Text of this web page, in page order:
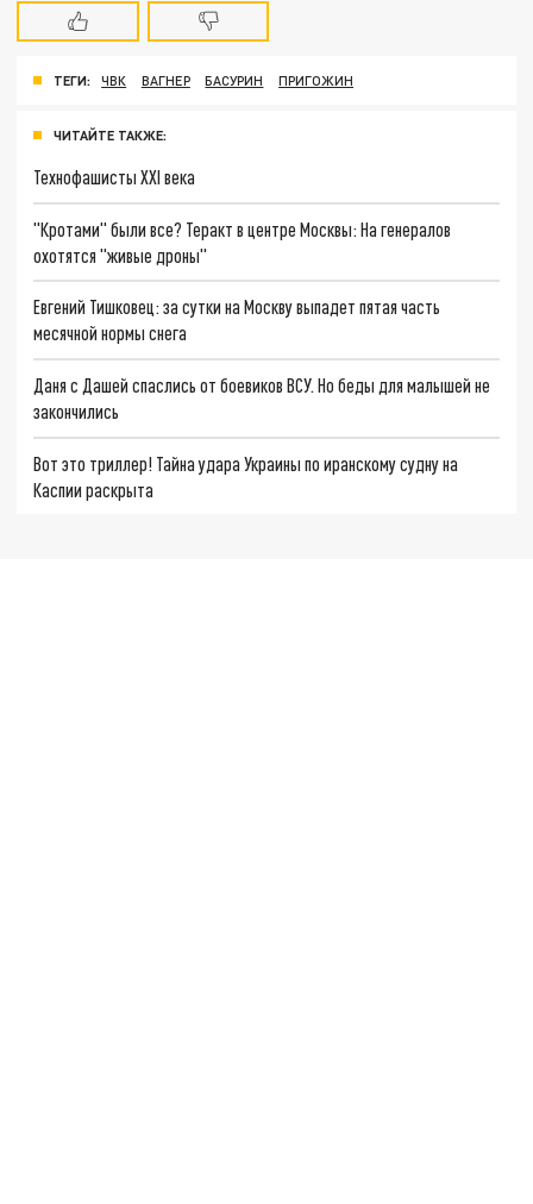
ТЕГИ: ЧВК ВАГНЕР БАСУРИН ПРИГОЖИН
ЧИТАЙТЕ ТАКЖЕ:
Технофашисты XXI века
"Кротами" были все? Теракт в центре Москвы: На генералов
охотятся "живые дроны"
Евгений Тишковец: за сутки на Москву выпадет пятая часть
месячной нормы снега
Даня с Дашей спаслись от боевиков ВСУ. Но беды для малышей не
закончились
Вот это триллер! Тайна удара Украины по иранскому судну на
Каспии раскрыта